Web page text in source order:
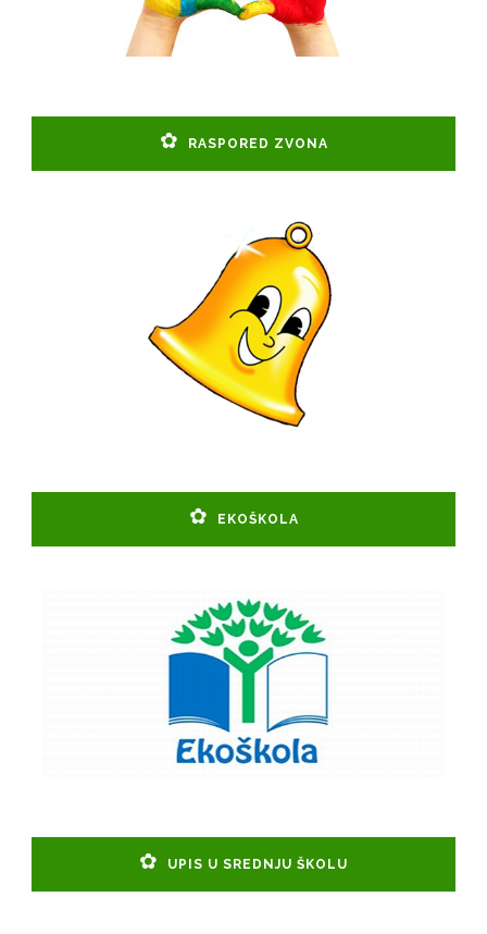
RASPORED ZVONA
EKOŠKOLA
UPIS U SREDNJU ŠKOLU